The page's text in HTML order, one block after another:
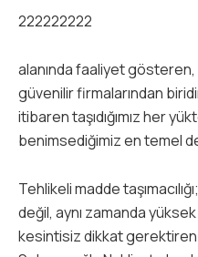
222222222
alanında faaliyet
güvenilir firmalarından
itibaren taşıdığımız her
benimsediğimiz en temel
Tehlikeli madde
değil, aynı zamanda
kesintisiz dikkat